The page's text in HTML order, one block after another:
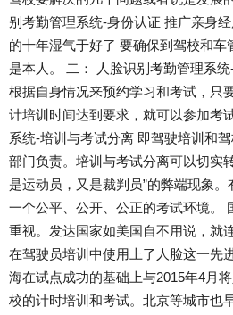
别考勤管理系统-身份认证 推广亲身
的十年湿气于好了 要确保到驾校和车
是本人。 二： 人脸识别考勤管理系
根据自身情况来预约学习和考试，只
计培训时间达到要求，就可以参加考
系统-培训与考试分离 即驾驶培训和
部门负责。培训与考试分离可以切实
是运动员，又是裁判员”的弊端现象
一个公平、公开、公正的考试环境。
重视。发达国家如美国自不用说，就
在驾驶员培训中使用上了人脸这一先
海在试点成功的基础上与2015年4月
校的计时培训和考试。北京等城市也